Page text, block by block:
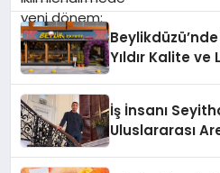
Yıldır Kalite
İş İnsanı
Uluslararası